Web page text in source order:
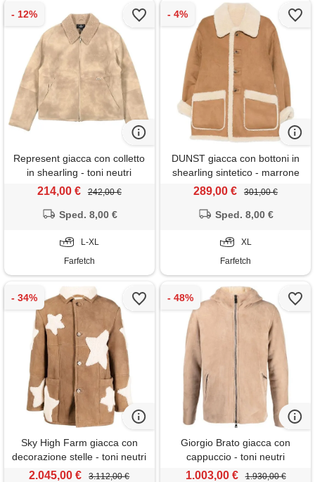
Represent giacca con colletto
in shearling - toni neutri
214,00 € 242,00 €
Sped. 8,00 €
L-XL
Farfetch
DUNST giacca con bottoni in
shearling sintetico - marrone
289,00 € 301,00 €
Sped. 8,00 €
XL
Farfetch
Sky High Farm giacca con
decorazione stelle - toni neutri
2.045,00 € 3.112,00 €
Giorgio Brato giacca con
cappuccio - toni neutri
1.003,00 € 1.930,00 €